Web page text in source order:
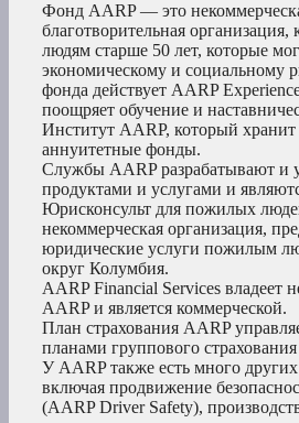
Фонд AARP — это
благотворительная организация,
людям старше 50 лет, которые
экономическому и социальному
фонда действует AARP
поощряет обучение и
Институт AARP, который
аннуитетные фонды.
Службы AARP разрабатывают и
продуктами и услугами и
Юрисконсульт для пожилых
некоммерческая организация,
юридические услуги пожилым
округ Колумбия.
AARP Financial Services владеет
AARP и является коммерческой.
План страхования AARP
планами группового
У AARP также есть много
включая продвижение
(AARP Driver Safety),